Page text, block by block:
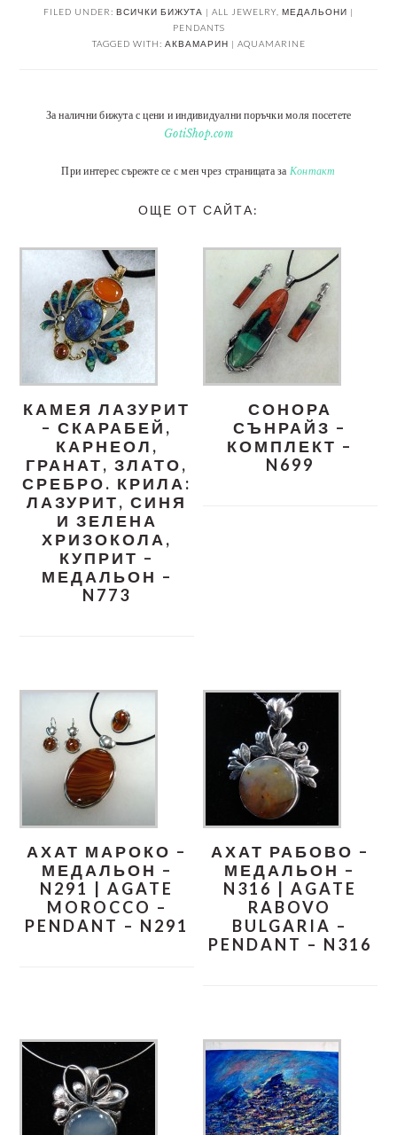
FILED UNDER: ВСИЧКИ БИЖУТА | ALL JEWELRY МЕДАЛЬОНИ |
PENDANTS
TAGGED WITH: АКВАМАРИН | AQUAMARINE
За налични бижута с цени и индивидуални поръчки моля посетете
GotiShop.com
При интерес сърежте се с мен чрез страницата за Контакт
ОЩЕ ОТ САЙТА:
КАМЕЯ ЛАЗУРИТ
– СКАРАБЕЙ,
КАРНЕОЛ,
ГРАНАТ, ЗЛАТО,
СРЕБРО. КРИЛА:
ЛАЗУРИТ, СИНЯ
И ЗЕЛЕНА
ХРИЗОКОЛА,
КУПРИТ –
МЕДАЛЬОН –
N773
СОНОРА
СЪНРАЙЗ –
КОМПЛЕКТ –
N699
АХАТ МАРОКО –
МЕДАЛЬОН –
N291 | AGATE
MOROCCO –
PENDANT – N291
АХАТ РАБОВО –
МЕДАЛЬОН –
N316 | AGATE
RABOVO
BULGARIA –
PENDANT – N316